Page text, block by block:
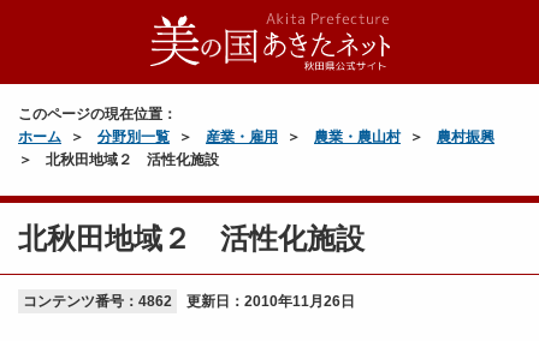
このページの現在位置：
ホーム
分野別一覧 産業・雇用 農業・農山村
農村振興
北秋田地域２ 活性化施設
北秋田地域２ 活性化施設
コンテンツ番号：4862 更新日： 2010年11月26日